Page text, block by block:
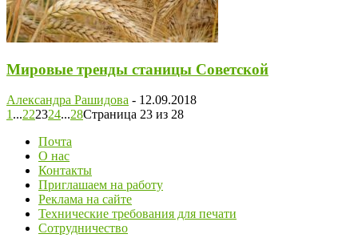
Мировые тренды станицы Советской
Александра Рашидова - 12.09.2018
1 ...222324...28Страница 23 из 28
Почта
О нас
Контакты
Приглашаем на работу
Реклама на сайте
Технические требования для печати
Сотрудничество